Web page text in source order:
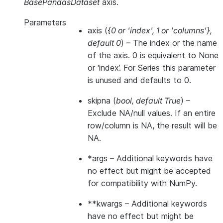
BasePandasDatasetaxis.
Parameters
axis ({0 or 'index', 1 or 'columns'},
default 0) – The index or the name
of the axis. 0 is equivalent to None
or ‘index’. For Series this parameter
is unused and defaults to 0.
skipna (bool, default True) –
Exclude NA/null values. If an entire
row/column is NA, the result will be
NA.
*args – Additional keywords have
no effect but might be accepted
for compatibility with NumPy.
**kwargs – Additional keywords
have no effect but might be